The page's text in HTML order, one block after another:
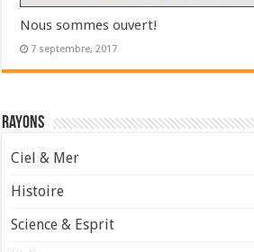
Nous sommes ouvert!
7 septembre, 2017
Rayons
Ciel & Mer
Histoire
Science & Esprit